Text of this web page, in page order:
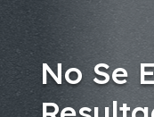
No Se